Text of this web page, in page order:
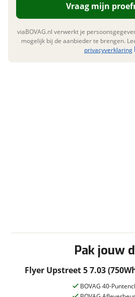
Pak jouw
Flyer Upstreet 5 7.03
2024
BOVAG 40-
Vraag mijn
viaBOVAG.nl verwerkt je
mogelijk bij de aanbieder te brengen.
privacyverklaring